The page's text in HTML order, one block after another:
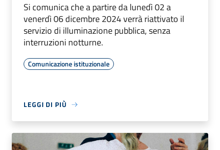
Si comunica che a partire da lunedì 02 a
venerdì 06 dicembre 2024 verrà riattivato il
servizio di illuminazione pubblica, senza
interruzioni notturne.
Comunicazione istituzionale
LEGGI DI PIÙ